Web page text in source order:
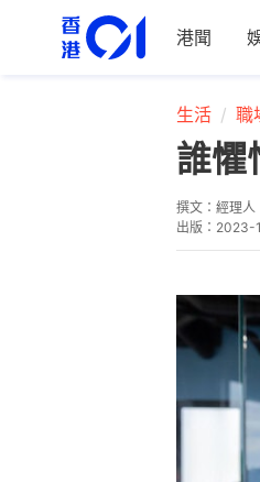
港聞
生活 職
誰懼
撰文： 經理人
出版： 2023-